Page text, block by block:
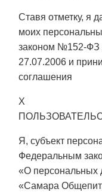
Ставя отметку, я
моих
законом №152-ФЗ
27.07.2006 и
соглашения
X
Я, субъект
Федеральным
«О
«Самара